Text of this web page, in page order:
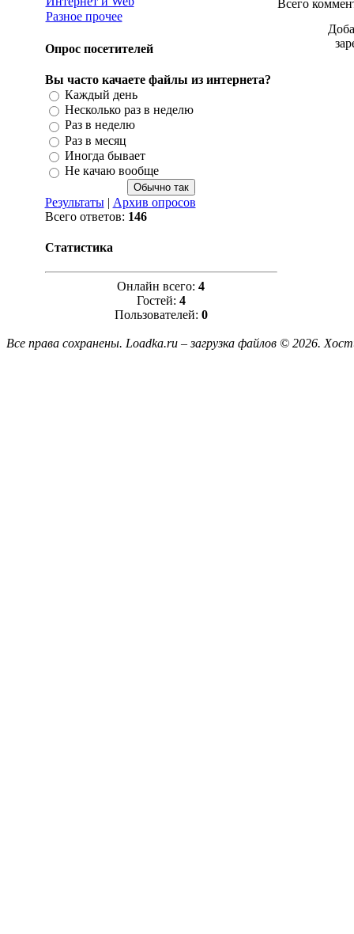
Разное прочее
Опрос посетителей
Вы часто качаете файлы из интернета?
Каждый день
Несколько раз в неделю
Раз в неделю
Раз в месяц
Иногда бывает
Не качаю вообще
Результаты| Архив опросов
Всего ответов: 146
Статистика
Онлайн всего: 4
Гостей: 4
Пользователей: 0
Всего
Все права сохранены. Loadka.ru – загрузка файлов © 2026.